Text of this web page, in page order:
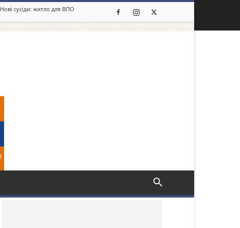
Нові сусіди: житло для ВПО